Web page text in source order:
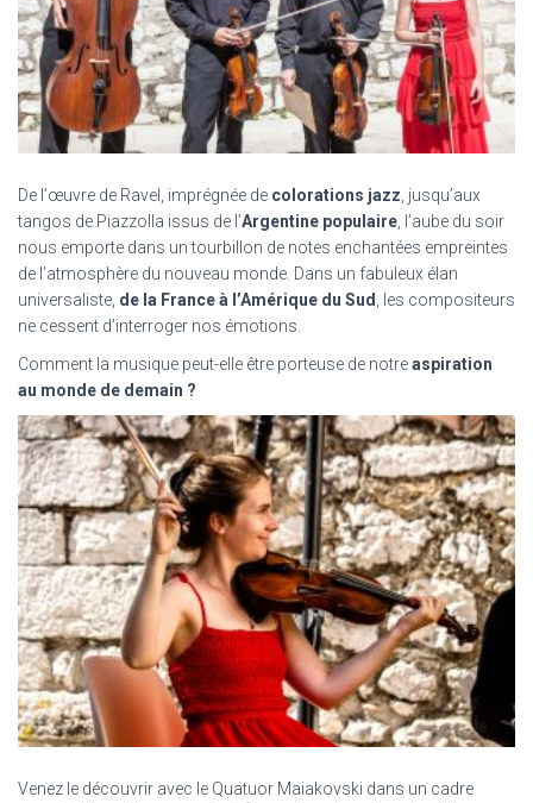
De l’œuvre de Ravel, imprégnée de colorations jazz , jusqu’aux
tangos de Piazzolla issus de l’Argentine populaire , l’aube du soir
nous emporte dans un tourbillon de notes enchantées empreintes
de l’atmosphère du nouveau monde . Dans un fabuleux élan
universaliste, de la France à l’Amérique du Sud
, les compositeurs
ne cessent d’interroger nos émotions.
Comment la musique peut-elle être porteuse de notreaspiration
au monde de demain ?
Venez le découvrir avec le Quatuor Maiakovski dans un cadre